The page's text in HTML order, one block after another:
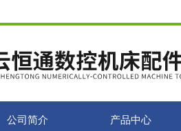
公司简介 产品中心